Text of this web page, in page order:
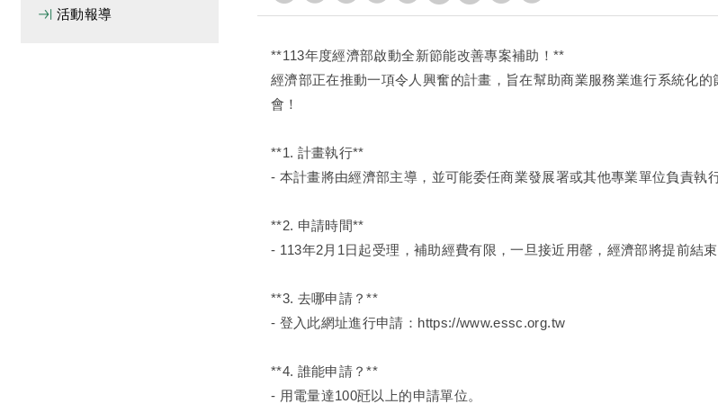
活動報導
**113年度經濟部啟動全新節能改善專案補助！**
經濟部正在推動一項令人興奮的計畫，旨在幫助商業服務業進行系統化
會！
**1. 計畫執行**
- 本計畫將由經濟部主導，並可能委任商業發展署或其他專業單位負責執行
**2. 申請時間**
- 113年2月1日起受理，補助經費有限，一旦接近用罄，經濟部將提前結束
**3. 去哪申請？**
- 登入此網址進行申請： https://www.essc.org.tw
**4. 誰能申請？**
- 用電量達100瓩以上的申請單位。